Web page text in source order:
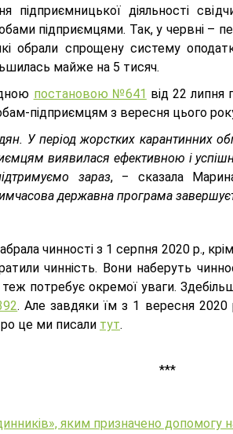
діяльності
підприємцями. Так, у червні –
обрали спрощену систему
майже на 5 тисяч.
постановою №641 від 22 липня
підприємцям з вересня цього
У період жорстких карантинних
виявилася ефективною і
зараз, ‒ сказала
державна програма
чинності з 1 серпня 2020 р.,
чинність. Вони наберуть
потребує окремої уваги.
. Але завдяки їм з 1 вересня 2020
це ми писали тут.
***
яким призначено допомогу